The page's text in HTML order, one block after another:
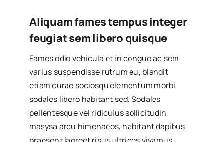
Aliquam fames tempus integer
feugiat sem libero quisque
Fames odio vehicula et in congue ac sem
varius suspendisse rutrum eu, blandit
etiam curae sociosqu elementum morbi
sodales libero habitant sed. Sodales
pellentesque vel ridiculus sollicitudin
masysa arcu himenaeos, habitant dapibus